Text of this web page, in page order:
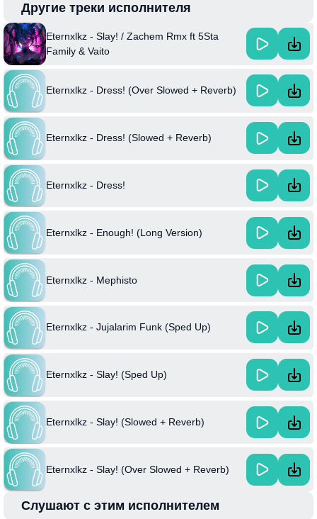
Интересный факт: Eternxlkz активно экспериментирует с разными
стилями и часто создает версии своих треков, ускоряя темп для
создания уникального звучания, которое находит отклик у
широкой аудитории.
Другие треки исполнителя
Eternxlkz - Slay! / Zachem Rmx ft 5Sta
Family & Vaito
Eternxlkz - Dress! (Over Slowed + Reverb)
Eternxlkz - Dress! (Slowed + Reverb)
Eternxlkz - Dress!
Eternxlkz - Enough! (Long Version)
Eternxlkz - Mephisto
Eternxlkz - Jujalarim Funk (Sped Up)
Eternxlkz - Slay! (Sped Up)
Eternxlkz - Slay! (Slowed + Reverb)
Eternxlkz - Slay! (Over Slowed + Reverb)
Слушают с этим исполнителем